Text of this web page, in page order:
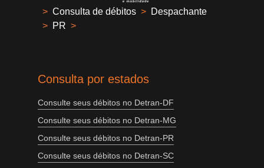
> Consulta de débitos > Despachante
> PR >
Consulta por estados
Consulte seus débitos no Detran-DF
Consulte seus débitos no Detran-MG
Consulte seus débitos no Detran-PR
Consulte seus débitos no Detran-SC